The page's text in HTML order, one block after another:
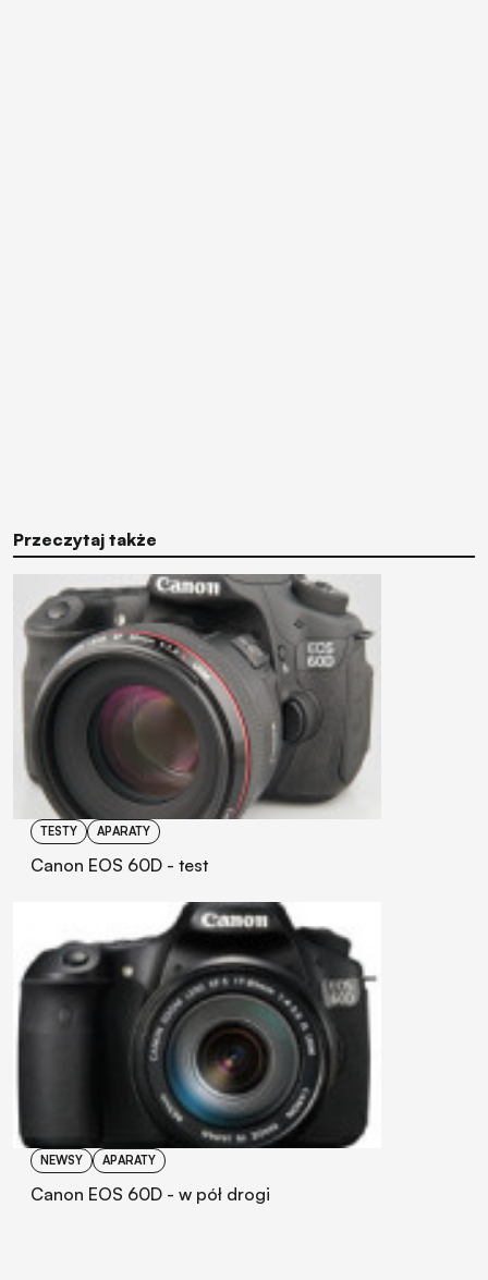
Przeczytaj także
TESTY APARATY
Canon EOS 60D - test
NEWSY APARATY
Canon EOS 60D - w pół drogi